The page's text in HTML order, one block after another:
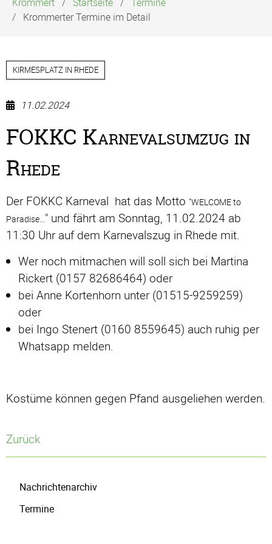
Krommerter Termine im Detail
KIRMESPLATZ IN RHEDE
11.02.2024
FOKKC Karnevalsumzug in
Rhede
Der FOKKC Karneval hat das Motto "WELCOME to
Paradise..." und fährt am Sonntag, 11.02.2024 ab
11:30 Uhr auf dem Karnevalszug in Rhede mit.
Wer noch mitmachen will soll sich bei Martina
Rickert (0157 82686464) oder
bei Anne Kortenhorn unter (01515-9259259)
oder
bei Ingo Stenert (0160 8559645) auch ruhig per
Whatsapp melden.
Kostüme können gegen Pfand ausgeliehen werden.
Zurück
überspringen
Nachrichtenarchiv
Termine